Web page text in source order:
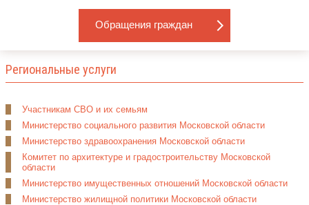
Обращения граждан
Региональные услуги
Участникам СВО и их семьям
Министерство социального развития Московской области
Министерство здравоохранения Московской области
Комитет по архитектуре и градостроительству Московской
области
Министерство имущественных отношений Московской области
Министерство жилищной политики Московской области